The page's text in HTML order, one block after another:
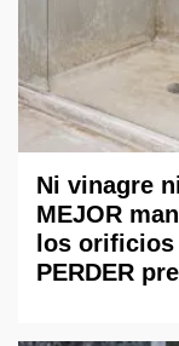
Ni vinagre
MEJOR
los
PERDER